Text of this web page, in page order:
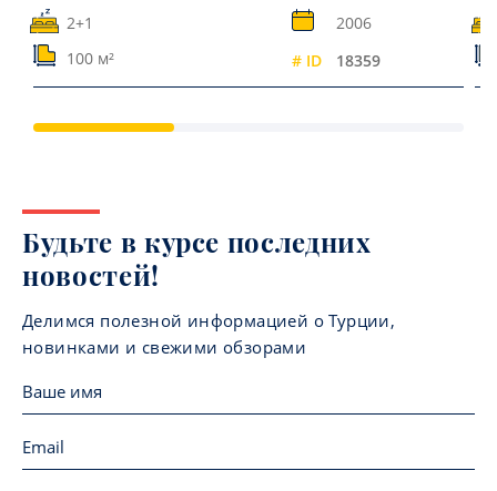
2+1
2006
100 м²
# ID 18359
Будьте в курсе последних
новостей!
Делимся полезной информацией о Турции,
новинками и свежими обзорами